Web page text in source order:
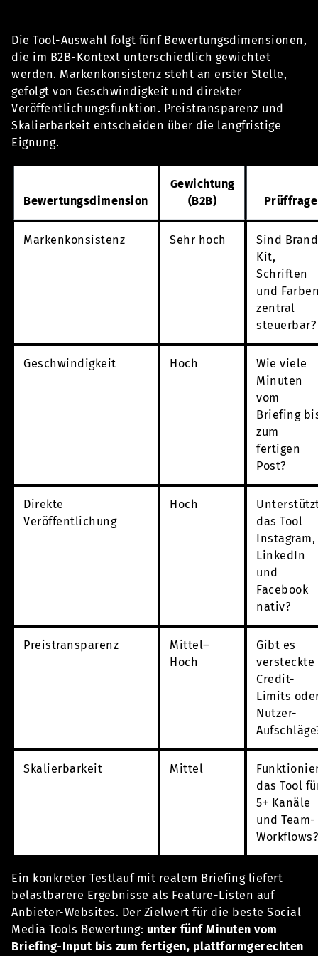
Die Tool-Auswahl folgt fünf Bewertungsdimensionen,
die im B2B-Kontext unterschiedlich gewichtet
werden. Markenkonsistenz steht an erster Stelle,
gefolgt von Geschwindigkeit und direkter
Veröffentlichungsfunktion. Preistransparenz und
Skalierbarkeit entscheiden über die langfristige
Eignung.
Bewertungsdimension
Gewichtung
(B2B)
Prüffrage
Markenkonsistenz Sehr hoch
Sind Brand
Kit,
Schriften
und
zentral
steuerbar?
Geschwindigkeit Hoch
Wie viele
Minuten
vom
Briefing
zum
fertigen
Post?
Direkte
Veröffentlichung
Hoch
das Tool
Instagram,
LinkedIn
und
Facebook
nativ?
Preistransparenz
Mittel–
Hoch
Gibt es
versteckte
Credit-
Limits
Nutzer-
Skalierbarkeit Mittel
das Tool
5+ Kanäle
und Team-
Workflows?
Ein konkreter Testlauf mit realem Briefing liefert
belastbarere Ergebnisse als Feature-Listen auf
Anbieter-Websites. Der Zielwert für die beste Social
Media Tools Bewertung: unter fünf Minuten vom
Briefing-Input bis zum fertigen, plattformgerechten